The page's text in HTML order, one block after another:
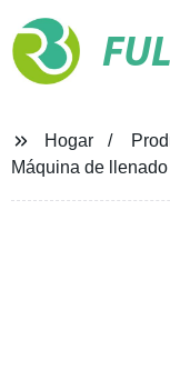
Hogar
Máquina de